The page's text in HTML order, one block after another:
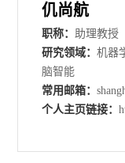
仉尚航
职称：
助理教授
研究领域：机器
脑智能
常用邮箱：
个人主页链接：